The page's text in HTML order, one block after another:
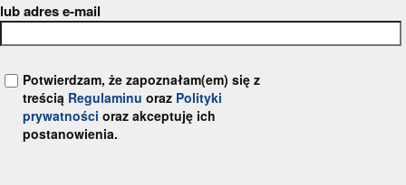
lub adres e-mail
Potwierdzam, że zapoznałam(em) się z
treścią Regulaminu oraz Polityki
prywatności oraz akceptuję ich
postanowienia.